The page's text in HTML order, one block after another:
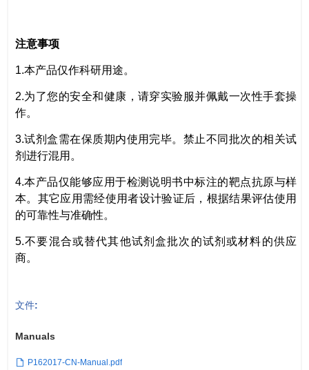
注意事项
1.本产品仅作科研用途。
2.为了您的安全和健康，请穿实验服并佩戴一次性手套操
作。
3.试剂盒需在保质期内使用完毕。禁止不同批次的相关试
剂进行混用。
4.本产品仅能够应用于检测说明书中标注的靶点抗原与样
本。其它应用需经使用者设计验证后，根据结果评估使用
的可靠性与准确性。
5.不要混合或替代其他试剂盒批次的试剂或材料的供应
商。
文件:
Manuals
P162017-CN-Manual.pdf